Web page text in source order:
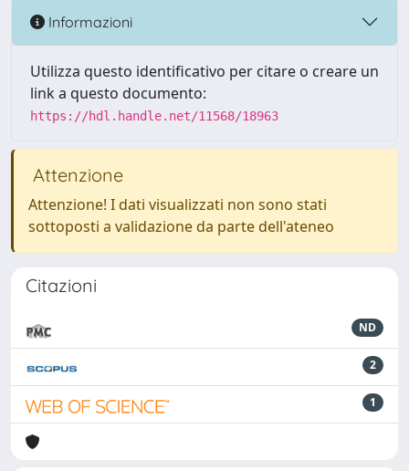
Informazioni
Utilizza questo identificativo per citare o creare un
link a questo documento:
https://hdl.handle.net/11568/18963
Attenzione
Attenzione! I dati visualizzati non sono stati
sottoposti a validazione da parte dell'ateneo
Citazioni
ND
2
1